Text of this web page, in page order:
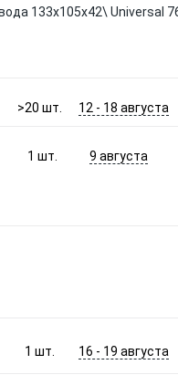
133x105x42\ Universal
>20 шт. 12 - 18 августа
1шт. 9 августа
1 шт. 16 - 19 августа